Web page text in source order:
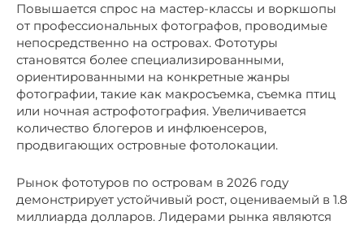
Повышается спрос на мастер-классы и воркшопы
от профессиональных фотографов, проводимые
непосредственно на островах. Фототуры
становятся более специализированными,
ориентированными на конкретные жанры
фотографии, такие как макросъемка, съемка птиц
или ночная астрофотография. Увеличивается
количество блогеров и инфлюенсеров,
продвигающих островные фотолокации.
Рынок фототуров по островам в 2026 году
демонстрирует устойчивый рост, оцениваемый в 1.8
миллиарда долларов. Лидерами рынка являются